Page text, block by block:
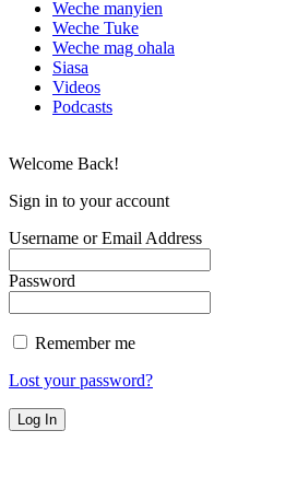
Weche manyien
Weche Tuke
Weche mag ohala
Siasa
Videos
Podcasts
Welcome Back!
Sign in to your account
Username or Email Address
Password
Remember me
Lost your password?